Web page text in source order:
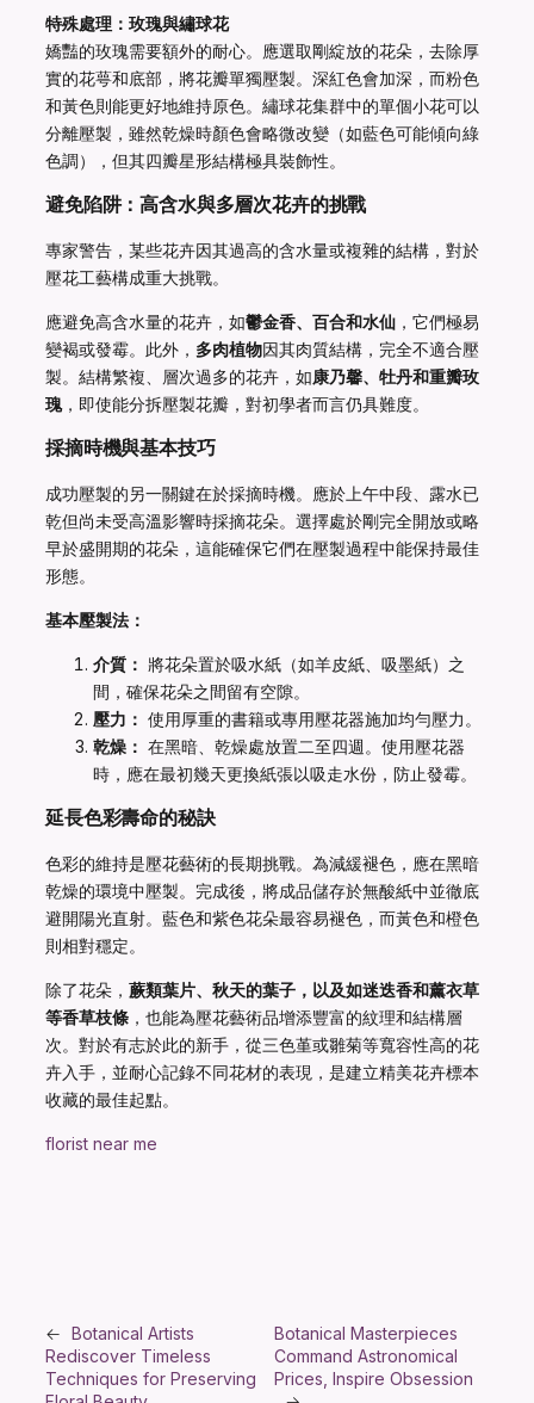
特殊處理：玫瑰與繡球花
嬌豔的玫瑰需要額外的耐心。應選取剛綻放的花朵，去除厚
實的花萼和底部，將花瓣單獨壓製。深紅色會加深，而粉色
和黃色則能更好地維持原色。繡球花集群中的單個小花可以
分離壓製，雖然乾燥時顏色會略微改變（如藍色可能傾向綠
色調），但其四瓣星形結構極具裝飾性。
避免陷阱：高含水與多層次花卉的挑戰
專家警告，某些花卉因其過高的含水量或複雜的結構，對於
壓花工藝構成重大挑戰。
應避免高含水量的花卉，如鬱金香、百合和水仙 ，它們極易
變褐或發霉。此外， 多肉植物因其肉質結構，完全不適合壓
製。結構繁複、層次過多的花卉，如康乃馨、牡丹和重瓣玫
瑰，即使能分拆壓製花瓣，對初學者而言仍具難度。
採摘時機與基本技巧
成功壓製的另一關鍵在於採摘時機。應於上午中段、露水已
乾但尚未受高溫影響時採摘花朵。選擇處於剛完全開放或略
早於盛開期的花朵，這能確保它們在壓製過程中能保持最佳
形態。
基本壓製法：
介質： 將花朵置於吸水紙（如羊皮紙、吸墨紙）之
間，確保花朵之間留有空隙。
壓力： 使用厚重的書籍或專用壓花器施加均勻壓力。
乾燥： 在黑暗、乾燥處放置二至四週。使用壓花器
時，應在最初幾天更換紙張以吸走水份，防止發霉。
延長色彩壽命的秘訣
色彩的維持是壓花藝術的長期挑戰。為減緩褪色，應在黑暗
乾燥的環境中壓製。完成後，將成品儲存於無酸紙中並徹底
避開陽光直射。藍色和紫色花朵最容易褪色，而黃色和橙色
則相對穩定。
除了花朵， 蕨類葉片、秋天的葉子，以及如迷迭香和薰衣草
等香草枝條 ，也能為壓花藝術品增添豐富的紋理和結構層
次。對於有志於此的新手，從三色堇或雛菊等寬容性高的花
卉入手，並耐心記錄不同花材的表現，是建立精美花卉標本
收藏的最佳起點。
florist near me
← Botanical Artists
Rediscover Timeless
Techniques for Preserving
Botanical Masterpieces
Command Astronomical
Prices, Inspire Obsession